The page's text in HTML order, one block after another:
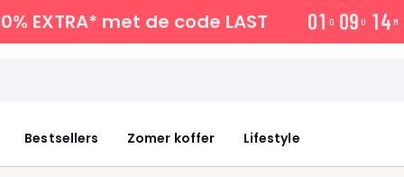
EXTRA* met de code LAST 01 D 09 U 14 M
Bestsellers Zomer koffer Lifestyle